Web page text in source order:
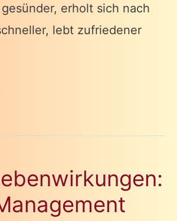
erholt sich nach
lebt zufriedener